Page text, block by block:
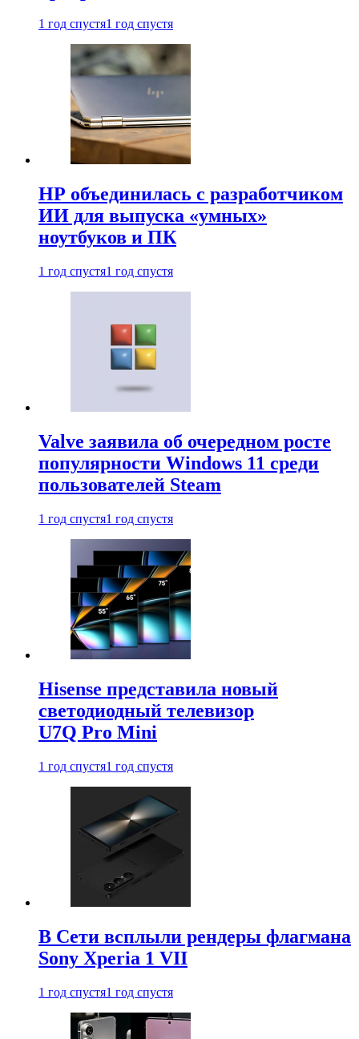
1 год спустя1 год спустя
HP объединилась с разработчиком
ИИ для выпуска «умных»
ноутбуков и ПК
1 год спустя1 год спустя
Valve заявила об очередном росте
популярности Windows 11 среди
пользователей Steam
1 год спустя1 год спустя
Hisense представила новый
светодиодный телевизор
U7Q Pro Mini
1 год спустя1 год спустя
В Сети всплыли рендеры флагмана
Sony Xperia 1 VII
1 год спустя1 год спустя